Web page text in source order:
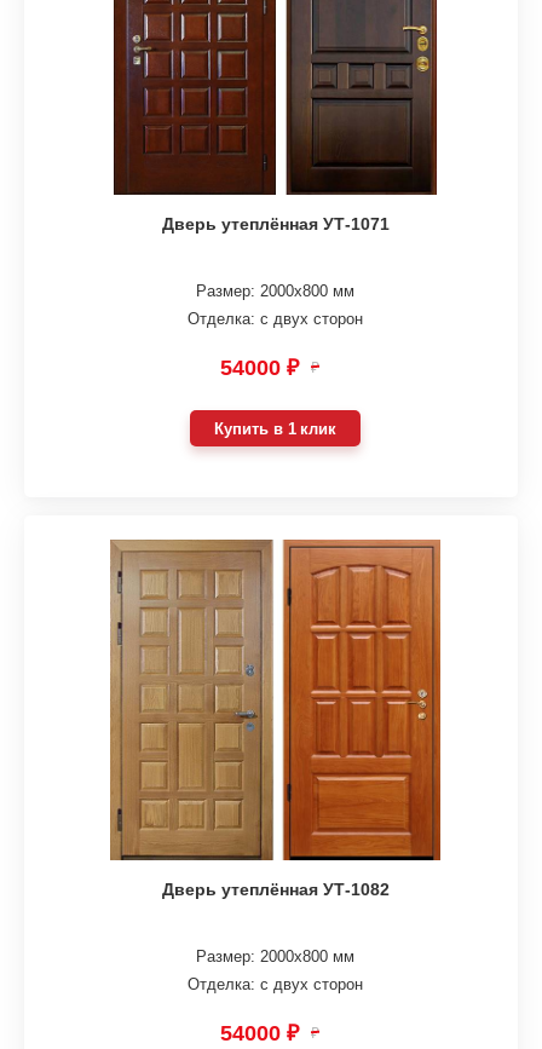
Дверь утеплённая УТ-1071
Размер: 2000х800 мм
Отделка: с двух сторон
54000 ₽ ₽
Купить в 1 клик
Дверь утеплённая УТ-1082
Размер: 2000х800 мм
Отделка: с двух сторон
54000 ₽ ₽